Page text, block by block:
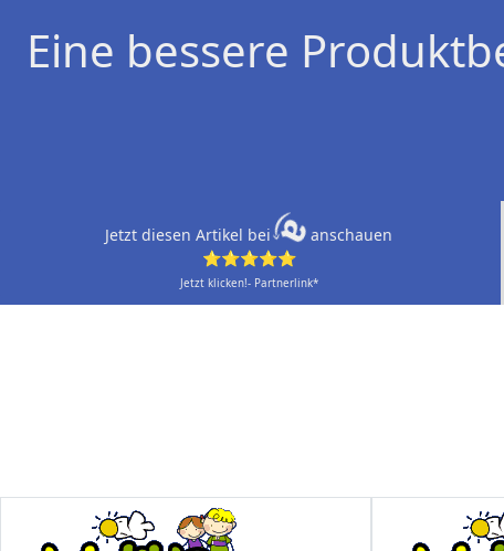
Eine bessere
Jetzt diesen Artikel bei
anschauen
⭐⭐⭐⭐⭐
Jetzt klicken!- Partnerlink*